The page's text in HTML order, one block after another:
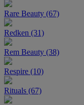
Rare Beauty (67)
Redken (31)
Rem Beauty (38)
Respire (10)
Rituals (67)